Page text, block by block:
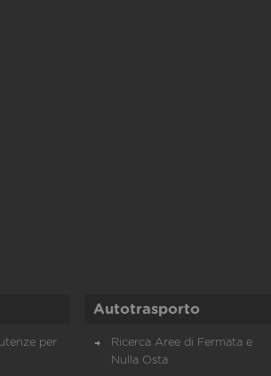
per
Autotrasporto
Ricerca Aree di Fermata e
Nulla Osta